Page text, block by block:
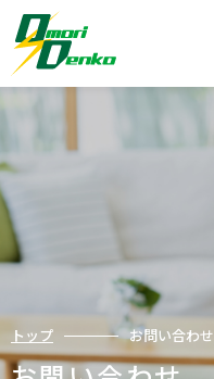
事業内容
建築・リフォーム
公共工事
トップ お問い合わせ